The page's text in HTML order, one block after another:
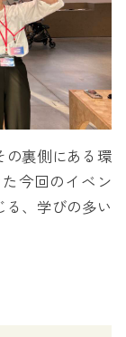
の裏側にある環
今回のイベン
る、学びの多い